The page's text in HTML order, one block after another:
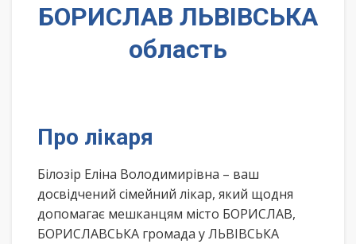
БОРИСЛАВ ЛЬВІВСЬКА
область
Про лікаря
Білозір Еліна Володимирівна – ваш
досвідчений сімейний лікар, який щодня
допомагає мешканцям місто БОРИСЛАВ,
БОРИСЛАВСЬКА громада у ЛЬВІВСЬКА